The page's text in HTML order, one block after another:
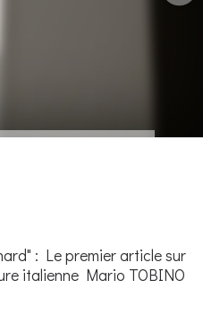
: Le premier article sur
italienne Mario TOBINO